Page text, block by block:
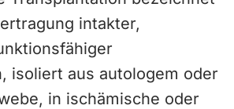
intakter,
isoliert aus autologem oder
in ischämische oder